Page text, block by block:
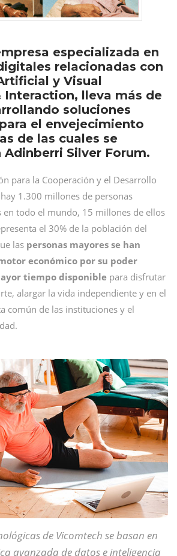
especializada en
relacionadas con
y Visual
Interaction, lleva más de
soluciones
el envejecimiento
de las cuales se
Adinberri Silver Forum.
para la Cooperación y el Desarrollo
hay 1.300 millones de personas
en todo el mundo, 15 millones de ellos
el 30% de la población del
las personas mayores se han
económico por su poder
tiempo disponible para disfrutar
alargar la vida independiente y en el
común de las instituciones y el
de Vicomtech se basan en
avanzada de datos e inteligencia